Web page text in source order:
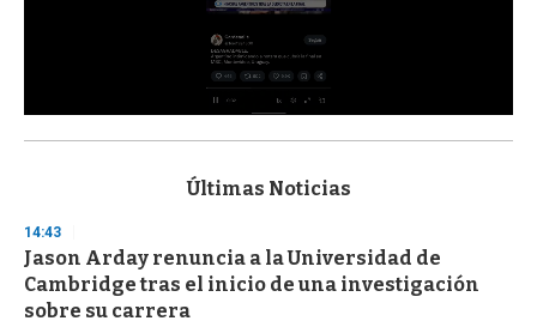
s
d
s
o
f
3
Últimas Noticias
14:43
Jason Arday renuncia a la Universidad de
Cambridge tras el inicio de una investigación
sobre su carrera